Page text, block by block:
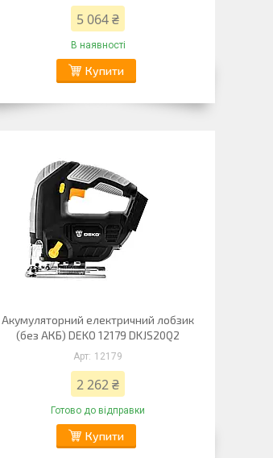
5 064 ₴
В наявності
Купити
Акумуляторний електричний лобзик
(без АКБ) DEKO 12179 DKJS20Q2
12179
2 262 ₴
Готово до відправки
Купити